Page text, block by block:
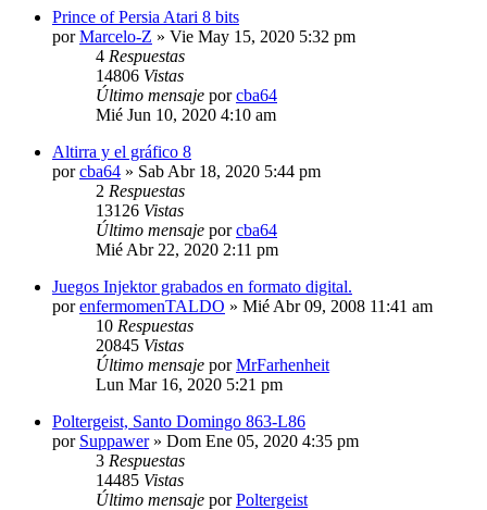
Prince of Persia Atari 8 bits
porMarcelo-Z » Vie May 15, 2020 5:32 pm
4 Respuestas
14806 Vistas
Último mensaje porcba64
Mié Jun 10, 2020 4:10 am
Altirra y el gráfico 8
porcba64 » Sab Abr 18, 2020 5:44 pm
2 Respuestas
13126 Vistas
Último mensaje porcba64
Mié Abr 22, 2020 2:11 pm
Juegos Injektor grabados en formato digital.
porenfermomenTALDO » Mié Abr 09, 2008 11:41 am
10 Respuestas
20845 Vistas
Último mensaje porMrFarhenheit
Lun Mar 16, 2020 5:21 pm
Poltergeist, Santo Domingo 863-L86
por Suppawer» Dom Ene 05, 2020 4:35 pm
3 Respuestas
14485 Vistas
Último mensaje porPoltergeist